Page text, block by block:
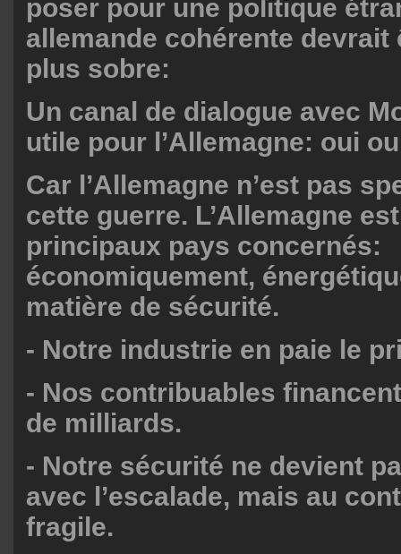
poser pour une politique
allemande cohérente devrait
plus sobre:
Un canal de dialogue avec
utile pour l’Allemagne: oui
Car l’Allemagne n’est pas
cette guerre. L’Allemagne
principaux pays concernés:
économiquement,
matière de sécurité.
- Notre industrie en paie le
- Nos contribuables
de milliards.
- Notre sécurité ne devient
avec l’escalade, mais au
fragile.